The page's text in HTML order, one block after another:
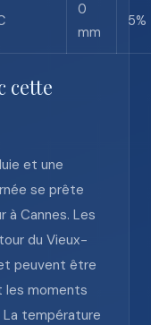
0
mm
5%
cette
et une
se prête
à Cannes. Les
du Vieux-
peuvent être
les moments
La température